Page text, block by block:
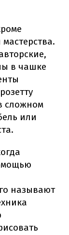
в чашке
сложном
или
называют